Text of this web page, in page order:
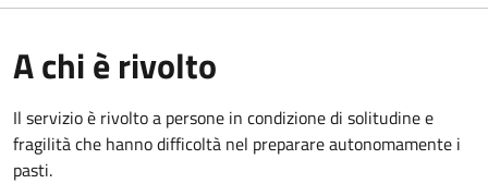
A chi è rivolto
Il servizio è rivolto a persone in condizione di solitudine e
fragilità che hanno difficoltà nel preparare autonomamente i
pasti.